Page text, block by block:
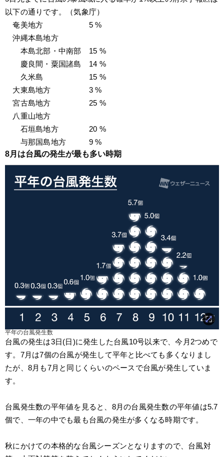
以下の通りです。（気象庁）
奄美地方　　　　　　5 %
沖縄本島地方
本島北部・中南部　15 %
慶良間・粟国諸島　14 %
久米島　　　　　　15 %
大東島地方　　　　　3 %
宮古島地方　　　　　25 %
八重山地方
石垣島地方　　　　20 %
与那国島地方　　　9 %
8月は台風の発生が最も多い時期
平年の台風発生数
台風の発生は3日(日)に発生した台風10号以来で、今月2つめで
す。7月は7個の台風が発生して平年と比べても多くなりまし
たが、8月も7月と同じくらいのペースで台風が発生していま
す。
台風発生数の平年値を見ると、8月の台風発生数の平年値は5.7
個で、一年の中でも最も台風の発生が多くなる時期です。
秋にかけての本格的な台風シーズンとなりますので、台風対